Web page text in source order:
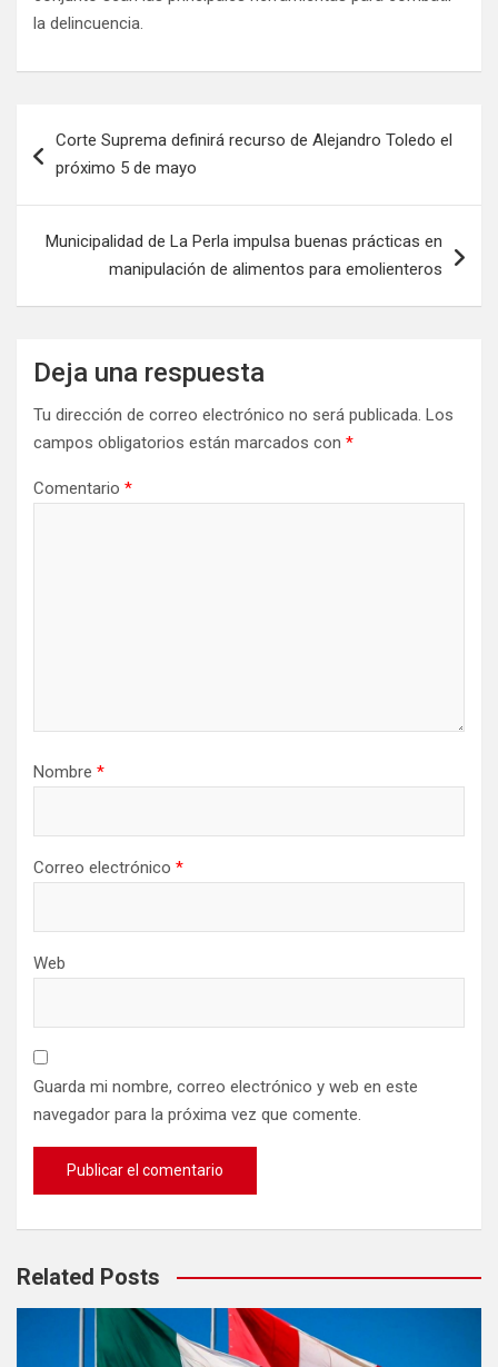
la delincuencia.
Corte Suprema definirá recurso de Alejandro Toledo el
próximo 5 de mayo
Municipalidad de La Perla impulsa buenas prácticas en
manipulación de alimentos para emolienteros
Deja una respuesta
Tu dirección de correo electrónico no será publicada. Los
campos obligatorios están marcados con *
Comentario *
Nombre *
Correo electrónico *
Web
Guarda mi nombre, correo electrónico y web en este
navegador para la próxima vez que comente.
Related Posts